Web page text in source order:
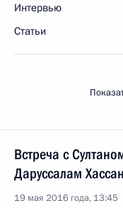
Интервью
Статьи
Встреча с
Даруссалам
19 мая 2016 года, 13:45